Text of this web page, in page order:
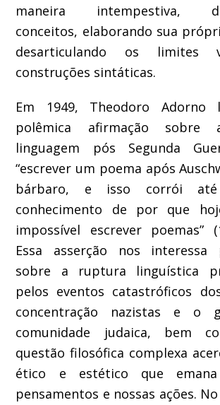
maneira intempestiva,
conceitos, elaborando sua
desarticulando os limites
construções sintáticas.
Em 1949, Theodoro Adorno
polêmica afirmação
linguagem pós Segunda
“escrever um poema após
bárbaro, e isso corrói
conhecimento de por que
impossível escrever poemas”
Essa asserção nos
sobre a ruptura linguística
pelos eventos catastróficos
concentração nazistas e o
comunidade judaica, bem
questão filosófica complexa
ético e estético que
pensamentos e nossas ações.